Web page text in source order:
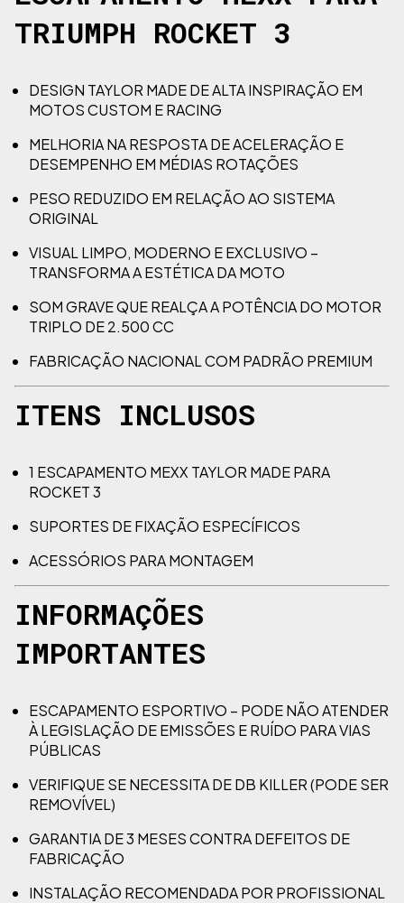
TRIUMPH ROCKET 3
DESIGN TAYLOR MADE DE ALTA INSPIRAÇÃO EM
MOTOS CUSTOM E RACING
MELHORIA NA RESPOSTA DE ACELERAÇÃO E
DESEMPENHO EM MÉDIAS ROTAÇÕES
PESO REDUZIDO EM RELAÇÃO AO SISTEMA
ORIGINAL
VISUAL LIMPO, MODERNO E EXCLUSIVO –
TRANSFORMA A ESTÉTICA DA MOTO
SOM GRAVE QUE REALÇA A POTÊNCIA DO MOTOR
TRIPLO DE 2.500 CC
FABRICAÇÃO NACIONAL COM PADRÃO PREMIUM
ITENS INCLUSOS
1 ESCAPAMENTO MEXX TAYLOR MADE PARA
ROCKET 3
SUPORTES DE FIXAÇÃO ESPECÍFICOS
ACESSÓRIOS PARA MONTAGEM
INFORMAÇÕES
IMPORTANTES
ESCAPAMENTO ESPORTIVO – PODE NÃO ATENDER
À LEGISLAÇÃO DE EMISSÕES E RUÍDO PARA VIAS
PÚBLICAS
VERIFIQUE SE NECESSITA DE DB KILLER (PODE SER
REMOVÍVEL)
GARANTIA DE 3 MESES CONTRA DEFEITOS DE
FABRICAÇÃO
INSTALAÇÃO RECOMENDADA POR PROFISSIONAL